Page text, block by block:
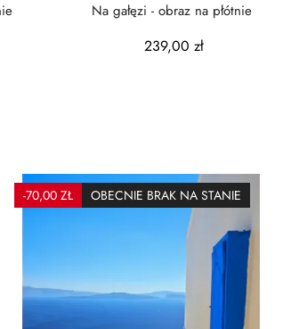
Na gałęzi - obraz na płótnie
239,00 zł
-70,00 ZŁ OBECNIE BRAK NA STANIE